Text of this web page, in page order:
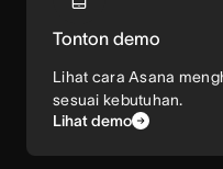
Tonton demo
Lihat cara Asana
sesuai kebutuhan.
Lihat demo